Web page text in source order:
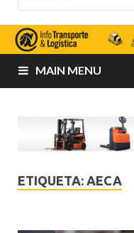
MAIN MENU
ETIQUETA: AECA